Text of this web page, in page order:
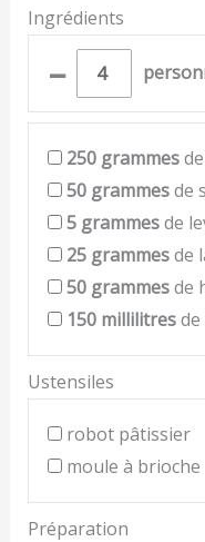
Ingrédients
–
250 grammesde
50 grammesde
5 grammesde
25 grammesde
50 grammesde
150 millilitresde
Ustensiles
robot pâtissier
moule à brioche
Préparation